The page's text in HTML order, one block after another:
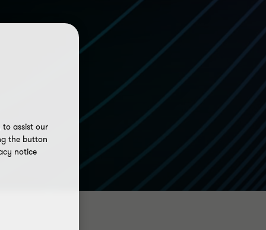
to assist our
the button
notice